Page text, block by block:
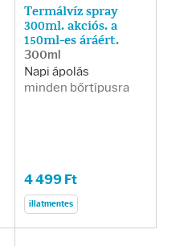
Termálvíz spray
300ml. akciós. a
150ml-es áráért.
300ml
Napi ápolás
minden bőrtípusra
4 499 Ft
illatmentes